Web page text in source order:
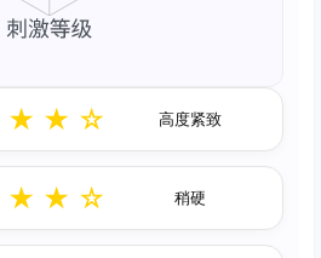
★ ★ ☆ 高度紧致
★ ★ ☆ 稍硬